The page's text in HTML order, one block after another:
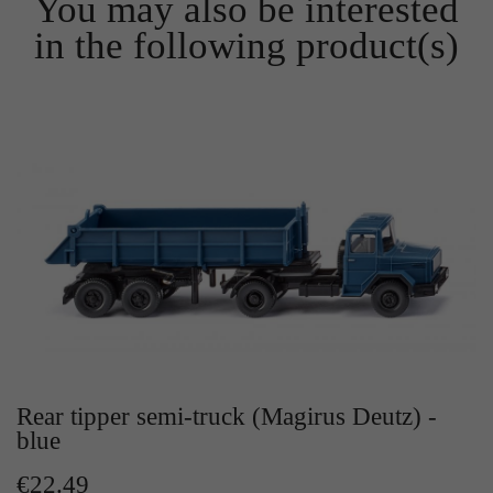
You may also be interested
in the following product(s)
Rear tipper semi-truck (Magirus Deutz) -
blue
€22.49
Zweck
Solange es gesetzt ist, werden bestimmte
Datenübertragungen unterbunden.